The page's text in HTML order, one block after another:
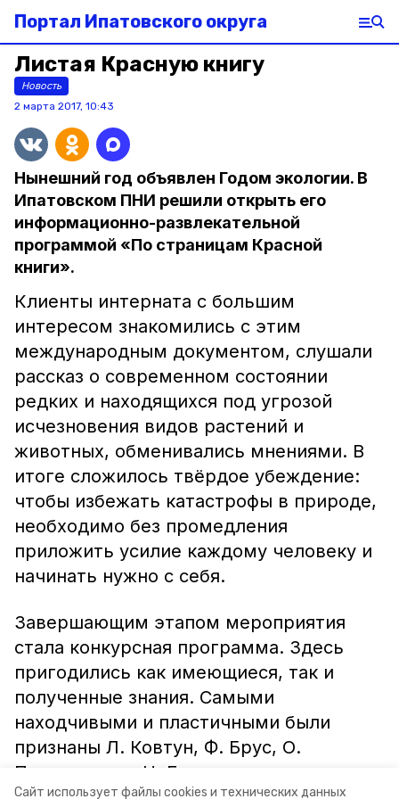
Сайт использует файлы cookies и технических данных
Портал Ипатовского округа
Листая Красную книгу
Новость
2 марта 2017, 10:43
Нынешний год объявлен Годом экологии. В
Ипатовском ПНИ решили открыть его
информационно-развлекательной
программой «По страницам Красной
книги».
Клиенты интерната с большим
интересом знакомились с этим
международным документом, слушали
рассказ о современном состоянии
редких и находящихся под угрозой
исчезновения видов растений и
животных, обменивались мнениями. В
итоге сложилось твёрдое убеждение:
чтобы избежать катастрофы в природе,
необходимо без промедления
приложить усилие каждому человеку и
начинать нужно с себя.
Завершающим этапом мероприятия
стала конкурсная программа. Здесь
пригодились как имеющиеся, так и
полученные знания. Самыми
находчивыми и пластичными были
признаны Л. Ковтун, Ф. Брус, О.
Подколзина и Н. Гридасова.